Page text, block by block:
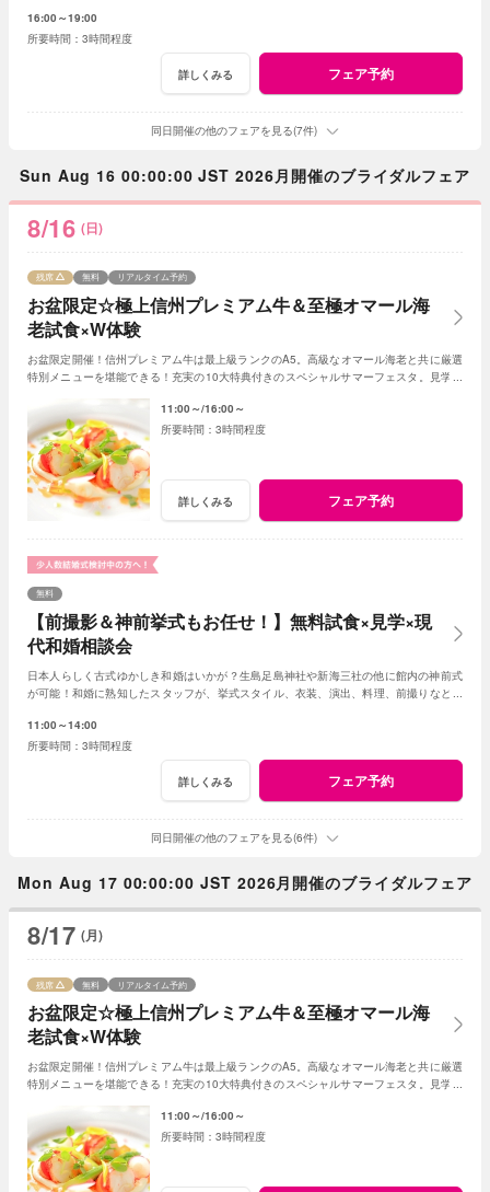
16:00～19:00
3時間程度
詳しくみる フェア予約
同日開催の他のフェアを見る(7件)
Sun Aug 16 00:00:00 JST 2026月開催のブライダルフェア
8/16 (日)
お盆限定☆極上信州プレミアム牛＆至極オマール海
老試食×W体験
残席 無料 リアルタイム予約
お盆限定開催！信州プレミアム牛は最上級ランクのA5。高級なオマール海老と共に厳選
特別メニューを堪能できる！充実の10大特典付きのスペシャルサマーフェスタ。見学＆
11:00～ 16:00～
3時間程度
詳しくみる フェア予約
【前撮影＆神前挙式もお任せ！】無料試食×見学×現
代和婚相談会
無料
日本人らしく古式ゆかしき和婚はいかが？生島足島神社や新海三社の他に館内の神前式
が可能！和婚に熟知したスタッフが、挙式スタイル、衣装、演出、料理、前撮りなどト
11:00～14:00
3時間程度
詳しくみる フェア予約
同日開催の他のフェアを見る(6件)
Mon Aug 17 00:00:00 JST 2026月開催のブライダルフェア
8/17 (月)
お盆限定☆極上信州プレミアム牛＆至極オマール海
老試食×W体験
残席 無料 リアルタイム予約
お盆限定開催！信州プレミアム牛は最上級ランクのA5。高級なオマール海老と共に厳選
特別メニューを堪能できる！充実の10大特典付きのスペシャルサマーフェスタ。見学＆
11:00～ 16:00～
3時間程度